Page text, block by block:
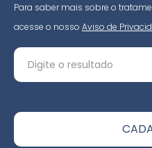
Para saber mais sobre o
acesse o nosso Aviso de